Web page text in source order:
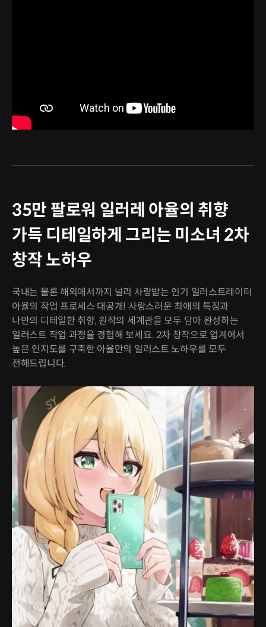
35만 팔로워 일러레 아율의 취향
가득 디테일하게 그리는 미소녀 2차
창작 노하우
국내는 물론 해외에서까지 널리 사랑받는 인기 일러스트레이터
아율의 작업 프로세스 대공개! 사랑스러운 최애의 특징과
나만의 디테일한 취향, 원작의 세계관을 모두 담아 완성하는
일러스트 작업 과정을 경험해 보세요. 2차 창작으로 업계에서
높은 인지도를 구축한 아율만의 일러스트 노하우를 모두
전해드립니다.